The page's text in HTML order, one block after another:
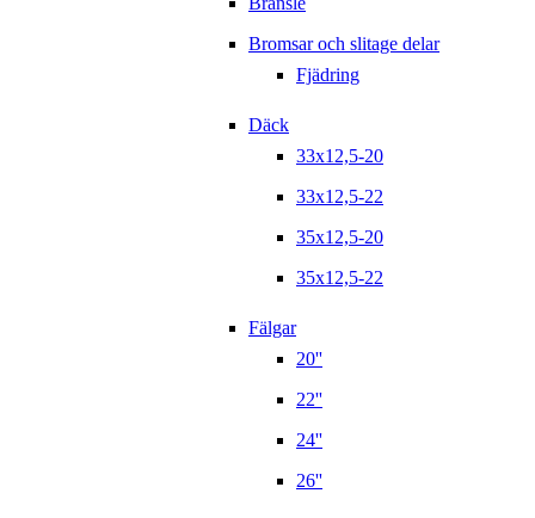
Bromsar och slitage delar
Fjädring
Däck
33x12,5-20
33x12,5-22
35x12,5-20
35x12,5-22
Fälgar
20''
22''
24''
26''